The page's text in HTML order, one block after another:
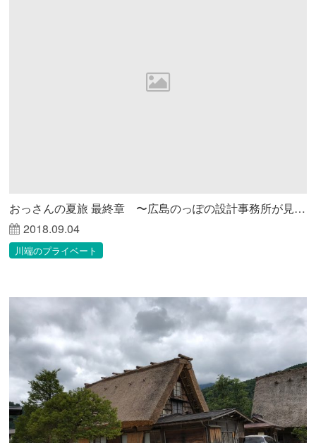
おっさんの夏旅 最終章 〜広島のっぽの設計事務所が見る未来〜
2018.09.04
川端のプライベート